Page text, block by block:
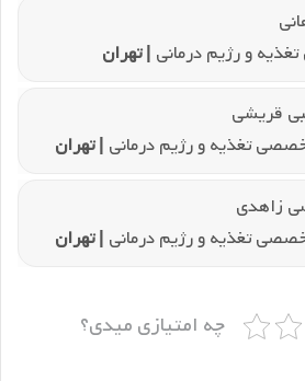
و رژیم درمانی | تهران
قریشی
تغذیه و رژیم درمانی | تهران
زاهدی
تغذیه و رژیم درمانی | تهران
چه امتیازی میدی؟